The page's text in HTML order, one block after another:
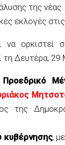
της
εκλογές στις
να ορκιστεί
τη Δευτέρα, 29
Προεδρικό
της
κυβέρνησης,